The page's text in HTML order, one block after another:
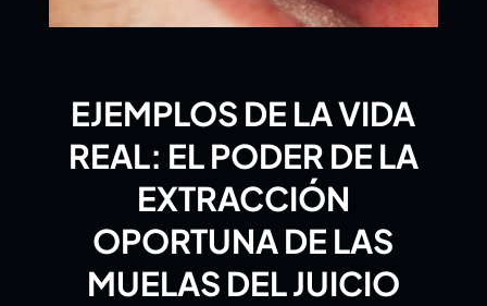
EJEMPLOS DE LA VIDA
REAL: EL PODER DE LA
EXTRACCIÓN
OPORTUNA DE LAS
MUELAS DEL JUICIO